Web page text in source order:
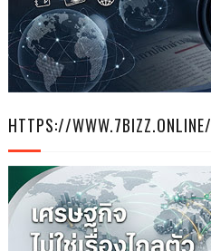
HTTPS://WWW.7BIZZ.ONLINE/